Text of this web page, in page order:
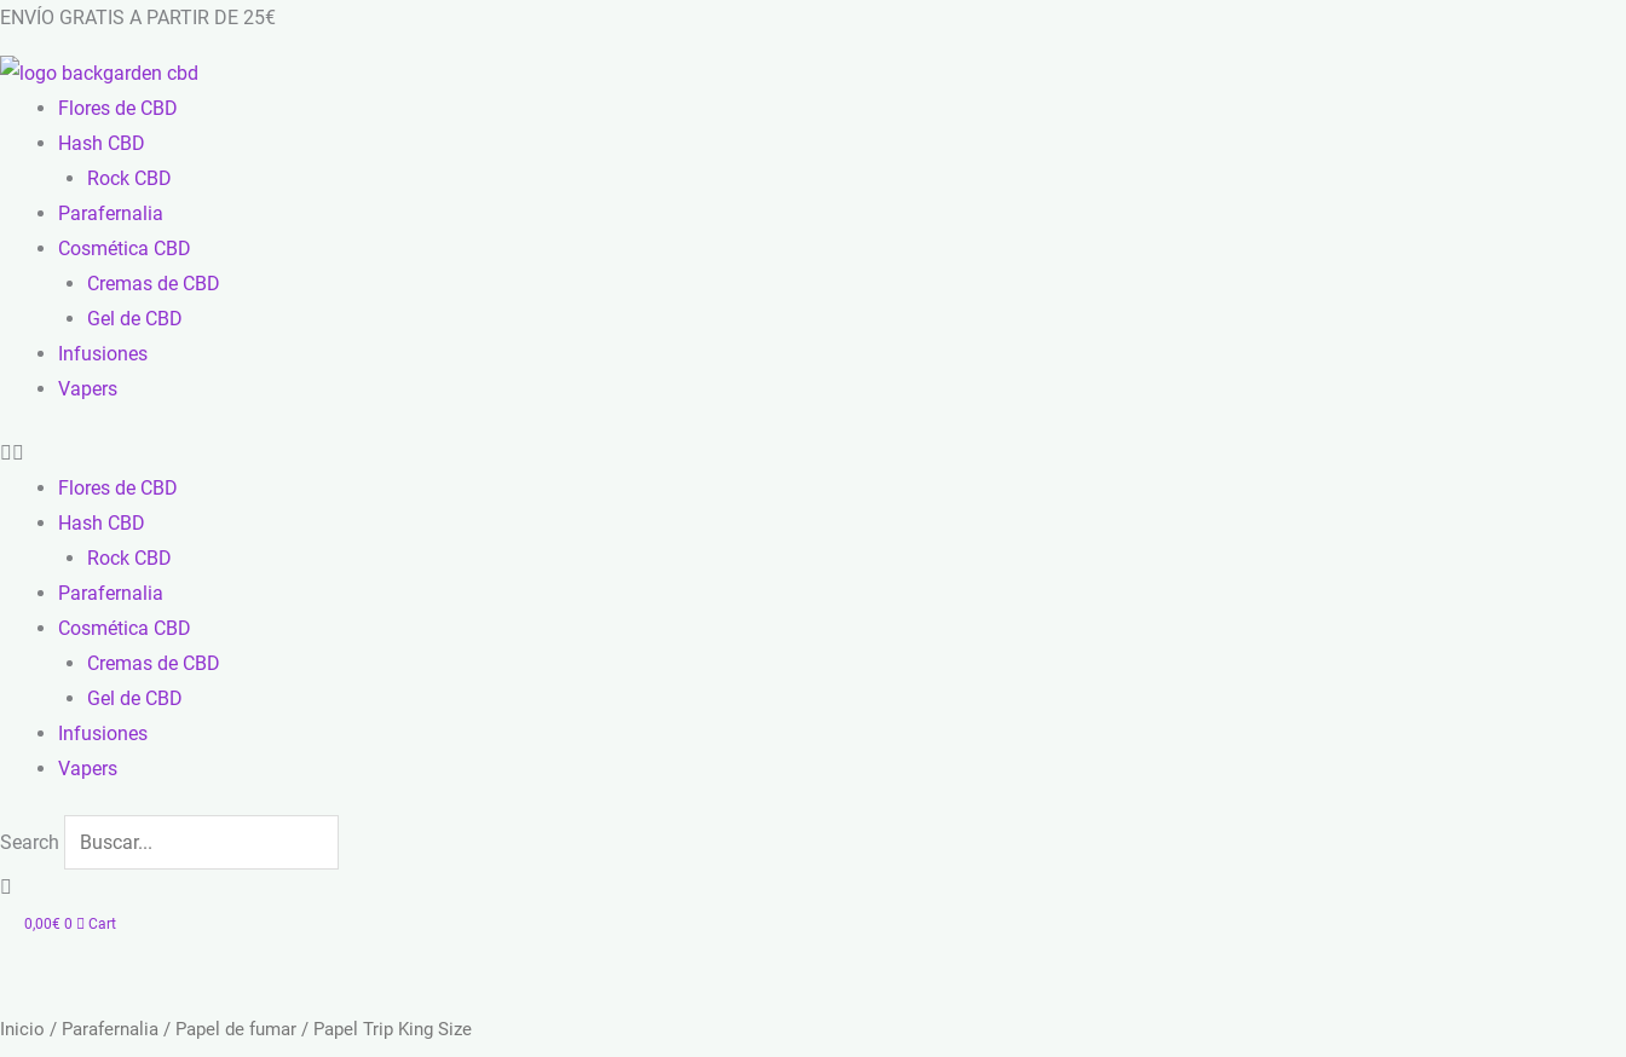
Ir
al
contenido
ENVÍO GRATIS A PARTIR DE 25€
Flores de CBD
Hash CBD
Rock CBD
Parafernalia
Cosmética CBD
Cremas de CBD
Gel de CBD
Infusiones
Vapers
Flores de CBD
Hash CBD
Rock CBD
Parafernalia
Cosmética CBD
Cremas de CBD
Gel de CBD
Infusiones
Vapers
Search
0,00€ 0 Cart
Inicio / Parafernalia / Papel de fumar / Papel Trip King Size